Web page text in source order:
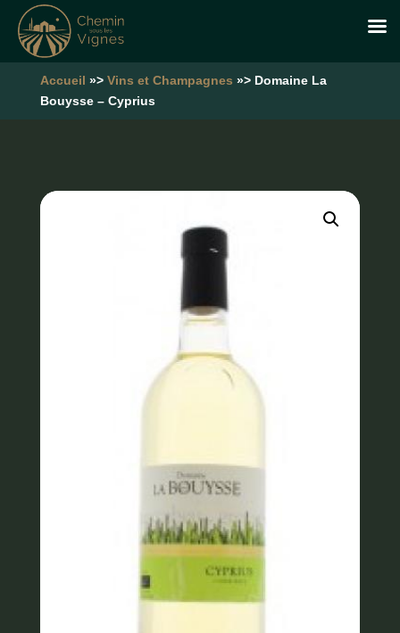
Accueil »> Vins et Champagnes »> Domaine La
Bouysse – Cyprius